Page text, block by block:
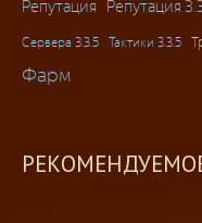
Репутация Репутация
Сервера 3.3.5 Тактики 3.3.5
Фарм